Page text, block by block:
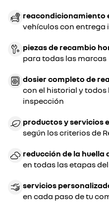
reacondicionamiento
vehículos con entrega
piezas de recambio
para todas las marcas
dosier completo de
con el historial y
inspección
productos y servicios
según los criterios de
reducción de la huella
en todas las etapas
servicios
en cada paso de tu